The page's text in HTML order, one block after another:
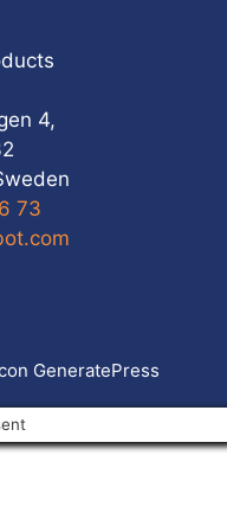
4,
73
GeneratePress